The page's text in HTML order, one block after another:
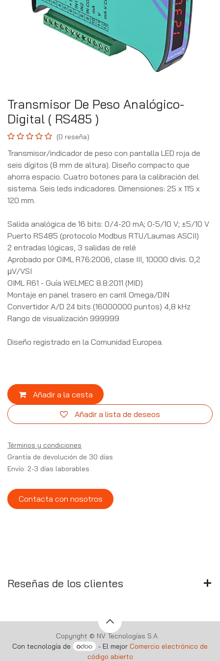
Transmisor De Peso Analógico-
Digital ( RS485 )
(0 reseña)
Transmisor/indicador de peso con pantalla LED roja de
seis dígitos (8 mm de altura). Diseño compacto que
ahorra espacio. Cuatro botones para la calibración del
sistema. Seis leds indicadores. Dimensiones: 25 x 115 x
120 mm.
Salida analógica de 16 bits: 0/4-20 mA; 0-5/10 V; ±5/10 V
Puerto RS485 (protocolo Modbus RTU/Laumas ASCII)
2 entradas lógicas, 3 salidas de relé
Aprobado por OIML R76:2006, clase III, 10000 divis. 0,2
μV/VSI
OIML R61 - Guía WELMEC 8.8:2011 (MID)
Montaje en panel trasero en carril Omega/DIN
Convertidor A/D 24 bits (16000000 puntos) 4,8 kHz
Rango de visualización 999999
Diseño registrado en la Comunidad Europea.
Añadir a la cesta
Añadir a lista de deseos
Términos y condiciones
Grantía de devolución de 30 días
Envío: 2-3 días laborables
Contacta con nosotros
Reseñas de los clientes
Copyright © NV Tecnologías S.A.
Con tecnología de
- El mejor Comercio electrónico de
código abierto